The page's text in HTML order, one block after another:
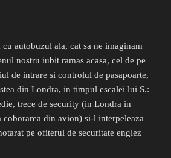
cu autobuzul ala, cat sa ne imaginam
nostru iubit ramas acasa, cel de pe
de intrare si controlul de pasapoarte,
din Londra, in timpul escalei lui S.:
trece de security (in Londra in
din avion) si-l interpeleaza
pe ofiterul de securitate englez